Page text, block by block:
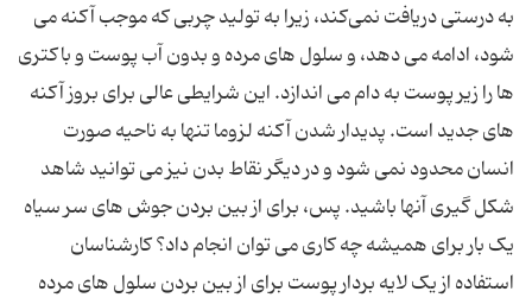
به درستی دریافت نمی‌کند، زیرا به تولید چربی که موجب آکنه می
شود، ادامه می دهد، و سلول های مرده و بدون آب پوست و باکتری
ها را زیر پوست به دام می اندازد. این شرایطی عالی برای بروز آکنه
های جدید است. پدیدار شدن آکنه لزوما تنها به ناحیه صورت
انسان محدود نمی شود و در دیگر نقاط بدن نیز می توانید شاهد
شکل گیری آنها باشید. پس، برای از بین بردن جوش های سر سیاه
یک بار برای همیشه چه کاری می توان انجام داد؟ کارشناسان
استفاده از یک لایه بردار پوست برای از بین بردن سلول های مرده